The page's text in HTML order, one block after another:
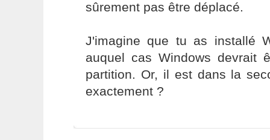
sûrement pas être déplacé.
J'imagine que tu as installé
auquel cas Windows devrait
partition. Or, il est dans la
exactement ?